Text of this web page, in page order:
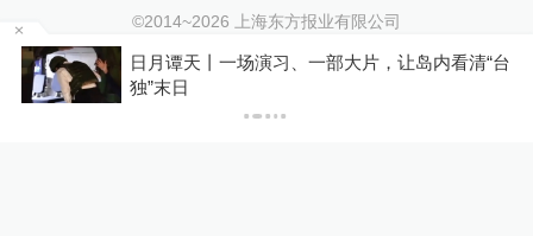
丨一场演习、一部大片，让岛内看清“台
“白海豚”
©2014~2026 上海东方报业有限公司
沪ICP证：沪B2-20170116 | 沪ICP备14003370号
互联网新闻信息服务许可证：31120170006
沪公网安备 31010602000299号